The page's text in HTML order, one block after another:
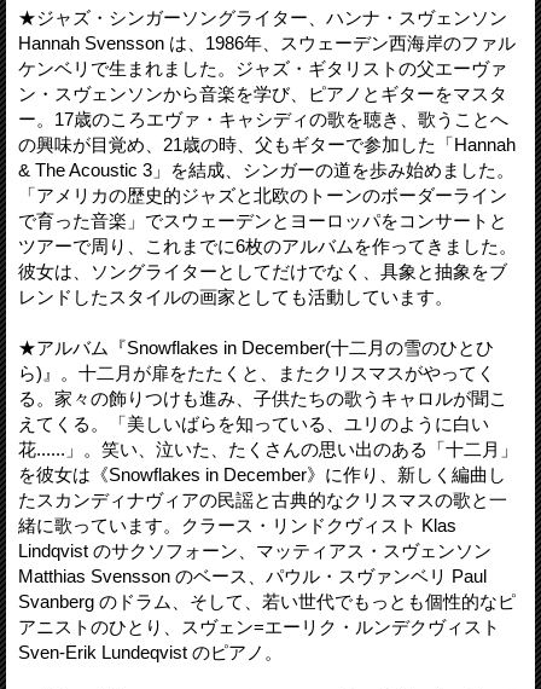
★ジャズ・シンガーソングライター、ハンナ・スヴェンソン
Hannah Svensson は、1986年、スウェーデン西海岸のファル
ケンベリで生まれました。ジャズ・ギタリストの父エーヴァ
ン・スヴェンソンから音楽を学び、ピアノとギターをマスタ
ー。17歳のころエヴァ・キャシディの歌を聴き、歌うことへ
の興味が目覚め、21歳の時、父もギターで参加した「Hannah
& The Acoustic 3」を結成、シンガーの道を歩み始めました。
「アメリカの歴史的ジャズと北欧のトーンのボーダーライン
で育った音楽」でスウェーデンとヨーロッパをコンサートと
ツアーで周り、これまでに6枚のアルバムを作ってきました。
彼女は、ソングライターとしてだけでなく、具象と抽象をブ
レンドしたスタイルの画家としても活動しています。
★アルバム『Snowflakes in December(十二月の雪のひとひ
ら)』。十二月が扉をたたくと、またクリスマスがやってく
る。家々の飾りつけも進み、子供たちの歌うキャロルが聞こ
えてくる。「美しいばらを知っている、ユリのように白い
花......」。笑い、泣いた、たくさんの思い出のある「十二月」
を彼女は《Snowflakes in December》に作り、新しく編曲し
たスカンディナヴィアの民謡と古典的なクリスマスの歌と一
緒に歌っています。クラース・リンドクヴィスト Klas
Lindqvist のサクソフォーン、マッティアス・スヴェンソン
Matthias Svensson のベース、パウル・スヴァンベリ Paul
Svanberg のドラム、そして、若い世代でもっとも個性的なピ
アニストのひとり、スヴェン=エーリク・ルンデクヴィスト
Sven-Erik Lundeqvist のピアノ。